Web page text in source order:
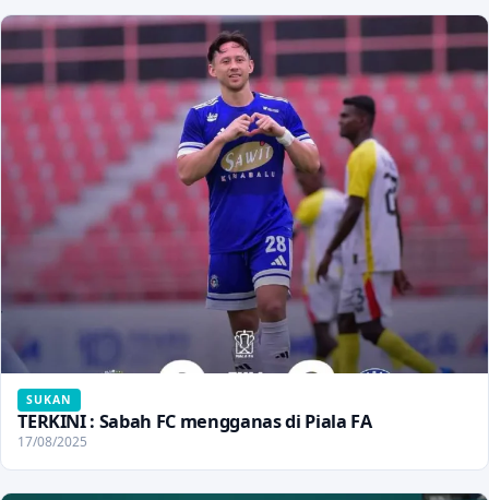
SUKAN
TERKINI : Sabah FC mengganas di Piala FA
17/08/2025